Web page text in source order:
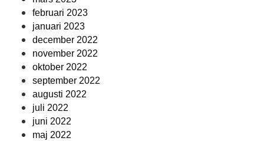
februari 2023
januari 2023
december 2022
november 2022
oktober 2022
september 2022
augusti 2022
juli 2022
juni 2022
maj 2022